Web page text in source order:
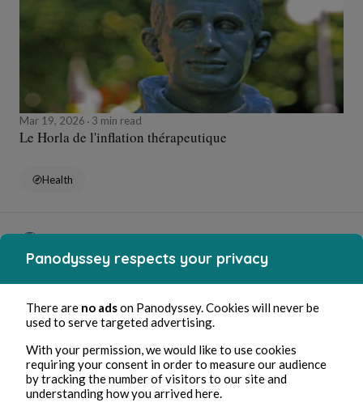
Mar 19, 2026 3 min read
Le Horla de l'inflation thérapeutique
Health
Panodyssey respects your privacy
There are no adson Panodyssey. Cookies will never be
used to serve targeted advertising.
With your permission, we would like to use cookies
requiring your consent in order to measure our audience
by tracking the number of visitors to our site and
understanding how you arrived here.